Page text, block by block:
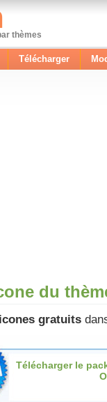
thèmes
Télécharger
du
gratuits
Télécharger le